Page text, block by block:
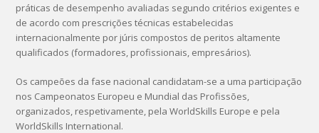
práticas de desempenho avaliadas segundo critérios exigentes e
de acordo com prescrições técnicas estabelecidas
internacionalmente por júris compostos de peritos altamente
qualificados (formadores, profissionais, empresários).
Os campeões da fase nacional candidatam-se a uma participação
nos Campeonatos Europeu e Mundial das Profissões,
organizados, respetivamente, pela WorldSkills Europe e pela
WorldSkills International.